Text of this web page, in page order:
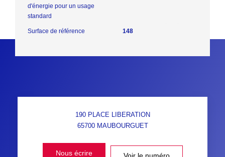
d'énergie pour un usage
standard
Surface de référence 148
190 PLACE LIBERATION
65700 MAUBOURGUET
Nous écrire Voir le numéro